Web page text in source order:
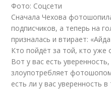
Фото: Соцсети
Сначала Чехова
подписчиков, а теперь на
призналась и втирает:
Кто пойдёт за той, кто уже
Вот у вас есть
злоупотребляет
есть ли у вас уверенность